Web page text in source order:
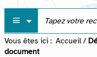
Vous êtes ici : Accueil /
document